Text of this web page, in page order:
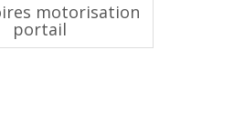
motorisation
portail